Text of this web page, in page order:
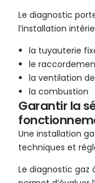
Le diagnostic
l’installation
la tuyauterie
le
la ventilation
la combustion
Garantir la
Une installation
techniques et
Le diagnostic gaz